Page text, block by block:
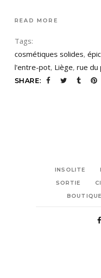
READ MORE
Tags:
cosmétiques solides,
l'entre-pot, Liège, rue du
SHARE:
INSOLITE
SORTIE